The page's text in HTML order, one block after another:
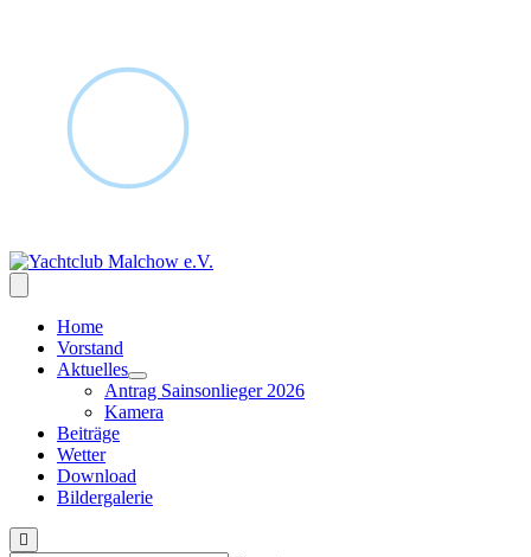
Home
Vorstand
Aktuelles
Antrag Sainsonlieger 2026
Kamera
Beiträge
Wetter
Download
Bildergalerie